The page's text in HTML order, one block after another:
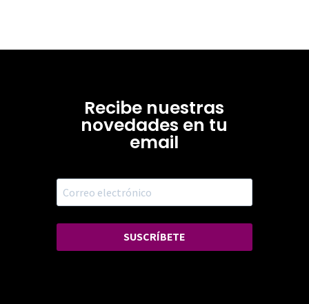
Recibe nuestras
novedades en tu
email
SUSCRÍBETE